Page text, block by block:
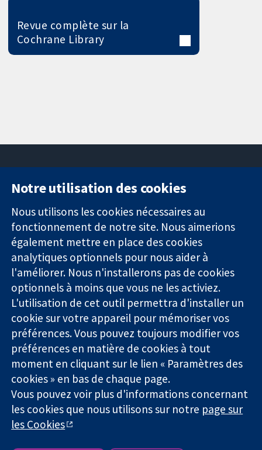
Revue complète sur la
Cochrane Library
Des données
probantes.
Des décisions
éclairées.
Une meilleure
santé.
11-13 Cavendish
Square
Londres
W1G0AN
Royaume-Uni
nous
Actualités
Service de
presse
Qui sommes-
nous
Offres
d'emploi
Library
La Collaboration Cochrane est une association caritative (n°
1045921) et une société à responsabilité limitée par garantie (n°
03044323) enregistrée en Angleterre et au Pays de Galles. Numéro
de TVA : GB 718 2127 49.
Copyright © 2026 The Cochrane Collaboration
Notre utilisation des cookies
Nous utilisons les cookies nécessaires au
fonctionnement de notre site. Nous aimerions
également mettre en place des cookies
analytiques optionnels pour nous aider à
l'améliorer. Nous n'installerons pas de cookies
optionnels à moins que vous ne les activiez.
L'utilisation de cet outil permettra d'installer un
cookie sur votre appareil pour mémoriser vos
préférences. Vous pouvez toujours modifier vos
préférences en matière de cookies à tout
moment en cliquant sur le lien « Paramètres des
cookies » en bas de chaque page.
Vous pouvez voir plus d'informations concernant
les cookies que nous utilisons sur notre page sur
les Cookies